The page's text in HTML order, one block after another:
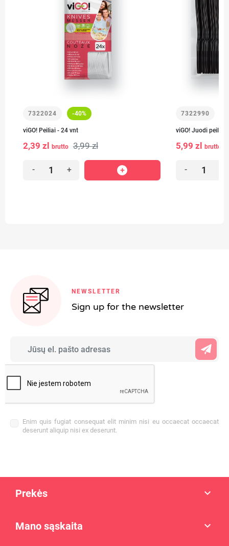
7322024 -40%
viGO! Peiliai - 24 vnt
2,39 zl brutto 3,99 zl
- +
7322990
viGO! Juodi peiliai
5,99 zl brutto
-
NEWSLETTER
Sign up for the newsletter
Enim quis fugiat consequat elit minim nisi eu occaecat occaecat
deserunt aliquip nisi ex deserunt.
Prekės 
Mano sąskaita 